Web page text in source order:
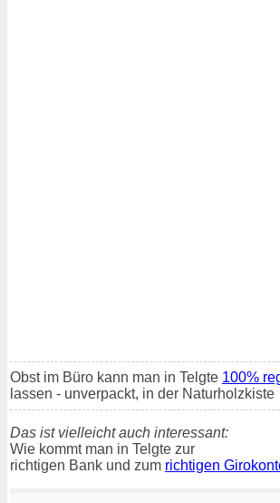
Obst im Büro kann man in Telgte 100%
lassen - unverpackt, in der Naturholzkiste
Das ist vielleicht auch interessant:
Wie kommt man in Telgte zur
richtigen Bank und zum richtigen